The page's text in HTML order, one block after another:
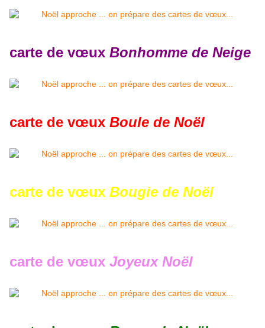
carte de vœux Bonhomme de Neige
carte de vœux Boule de Noël
carte de vœux Bougie de Noël
carte de vœux Joyeux Noël